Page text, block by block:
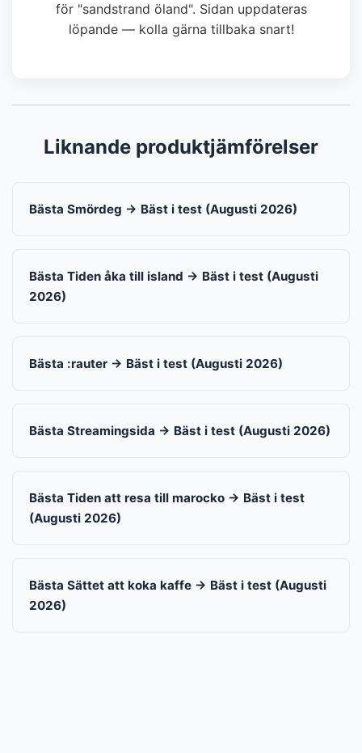
för "sandstrand öland". Sidan uppdateras
löpande — kolla gärna tillbaka snart!
Liknande produktjämförelser
Bästa Smördeg → Bäst i test (Augusti 2026)
Bästa Tiden åka till island → Bäst i test (Augusti
2026)
Bästa :rauter → Bäst i test (Augusti 2026)
Bästa Streamingsida → Bäst i test (Augusti 2026)
Bästa Tiden att resa till marocko → Bäst i test
(Augusti 2026)
Bästa Sättet att koka kaffe → Bäst i test (Augusti
2026)